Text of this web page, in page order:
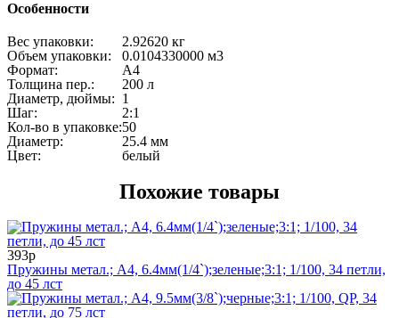
Особенности
Вес упаковки:
2.92620 кг
Объем упаковки:
0.0104330000 м3
Формат:
А4
Толщина пер.:
200 л
Диаметр, дюймы: 1
Шаг:
2:1
Кол-во в упаковке:50
Диаметр:
25.4 мм
Цвет:
белый
Похожие товары
393р
Пружины метал.; А4, 6.4мм(1/4`);зеленые;3:1; 1/100, 34 петли,
до 45 лст